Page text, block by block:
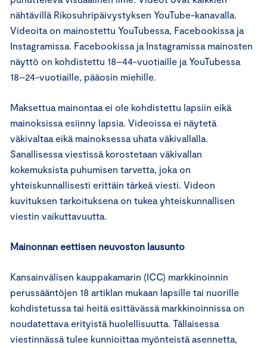
nähtävillä Rikosuhripäivystyksen YouTube-kanavalla.
Videoita on mainostettu YouTubessa, Facebookissa ja
Instagramissa. Facebookissa ja Instagramissa mainosten
näyttö on kohdistettu 18–44-vuotiaille ja YouTubessa
18–24-vuotiaille, pääosin miehille.
Maksettua mainontaa ei ole kohdistettu lapsiin eikä
mainoksissa esiinny lapsia. Videoissa ei näytetä
väkivaltaa eikä mainoksessa uhata väkivallalla.
Sanallisessa viestissä korostetaan väkivallan
kokemuksista puhumisen tarvetta, joka on
yhteiskunnallisesti erittäin tärkeä viesti. Videon
kuvituksen tarkoituksena on tukea yhteiskunnallisen
viestin vaikuttavuutta.
Mainonnan eettisen neuvoston lausunto
Kansainvälisen kauppakamarin (ICC) markkinoinnin
perussääntöjen 18 artiklan mukaan lapsille tai nuorille
kohdistetussa tai heitä esittävässä markkinoinnissa on
noudatettava erityistä huolellisuutta. Tällaisessa
viestinnässä tulee kunnioittaa myönteistä asennetta,